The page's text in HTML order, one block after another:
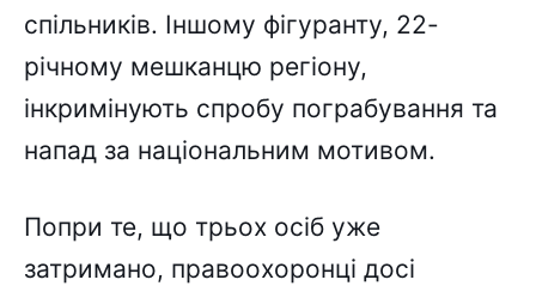
спільників. Іншому фігуранту, 22-
річному мешканцю регіону,
інкримінують спробу пограбування та
напад за національним мотивом.
Попри те, що трьох осіб уже
затримано, правоохоронці досі